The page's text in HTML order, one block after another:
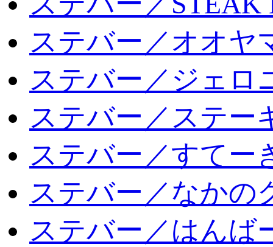
ステバー／オオヤ
ステバー／ジェロ
ステバー／ステー
ステバー／すてー
ステバー／なかの
ステバー／はんば